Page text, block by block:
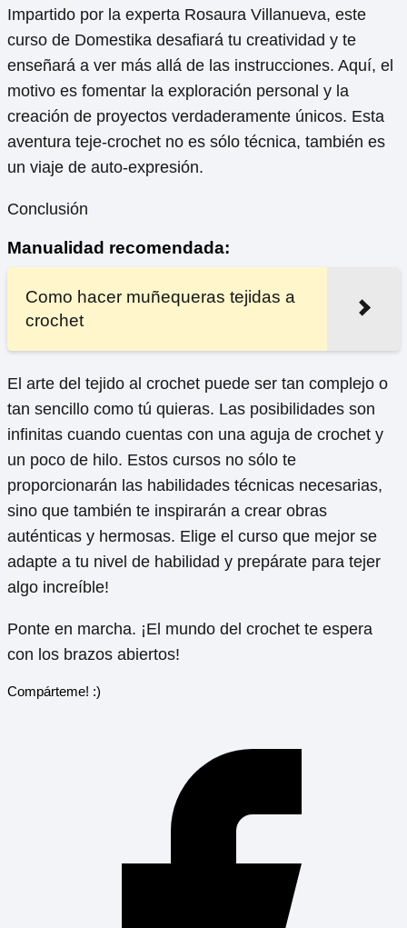
Impartido por la experta Rosaura Villanueva, este
curso de Domestika desafiará tu creatividad y te
enseñará a ver más allá de las instrucciones. Aquí, el
motivo es fomentar la exploración personal y la
creación de proyectos verdaderamente únicos. Esta
aventura teje-crochet no es sólo técnica, también es
un viaje de auto-expresión.
Conclusión
Manualidad recomendada:
Como hacer muñequeras tejidas a
crochet
El arte del tejido al crochet puede ser tan complejo o
tan sencillo como tú quieras. Las posibilidades son
infinitas cuando cuentas con una aguja de crochet y
un poco de hilo. Estos cursos no sólo te
proporcionarán las habilidades técnicas necesarias,
sino que también te inspirarán a crear obras
auténticas y hermosas. Elige el curso que mejor se
adapte a tu nivel de habilidad y prepárate para tejer
algo increíble!
Ponte en marcha. ¡El mundo del crochet te espera
con los brazos abiertos!
Compárteme! :)